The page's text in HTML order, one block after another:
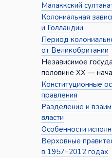
Малаккский
Колониальная
и Голландии
Период
от Великобритании
Независимое
половине XX —
Конституционные
правления
Разделение и
власти
Особенности
Верховные
в 1957–2012 годах